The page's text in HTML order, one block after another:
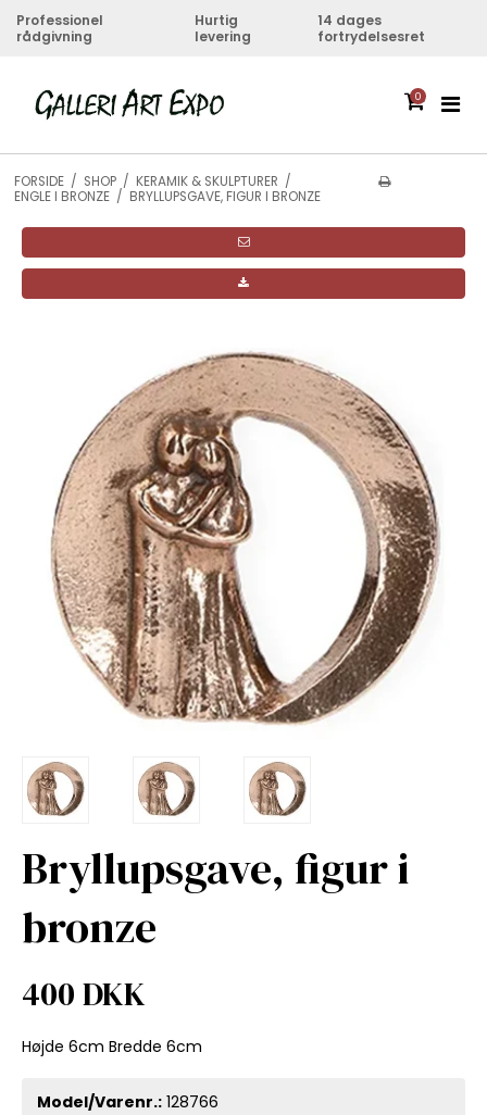
Professionel
rådgivning
Hurtig
levering
14 dages
fortrydelsesret
0
FORSIDE / SHOP / KERAMIK & SKULPTURER /
ENGLE I BRONZE / BRYLLUPSGAVE, FIGUR I BRONZE
Bryllupsgave, figur i
bronze
400 DKK
Højde 6cm Bredde 6cm
Model/Varenr.: 128766